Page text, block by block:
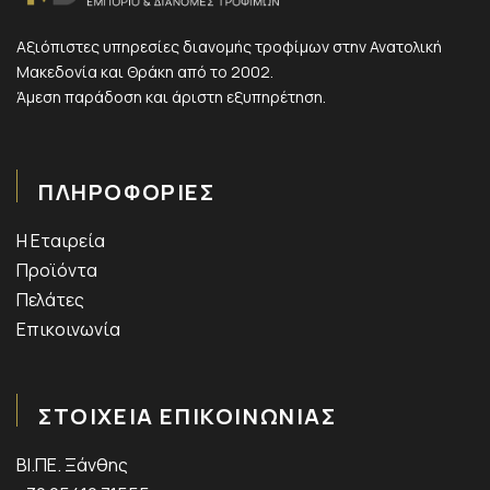
Αξιόπιστες υπηρεσίες διανομής τροφίμων στην Ανατολική
Μακεδονία και Θράκη από το 2002.
Άμεση παράδοση και άριστη εξυπηρέτηση.
ΠΛΗΡΟΦΟΡΙΕΣ
Η Εταιρεία
Προϊόντα
Πελάτες
Επικοινωνία
ΣΤΟΙΧΕΙΑ ΕΠΙΚΟΙΝΩΝΙΑΣ
ΒΙ.ΠΕ. Ξάνθης